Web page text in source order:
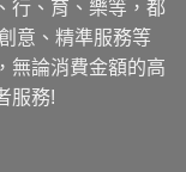
行、育、樂等，都
意、精準服務等
無論消費金額的高
服務!